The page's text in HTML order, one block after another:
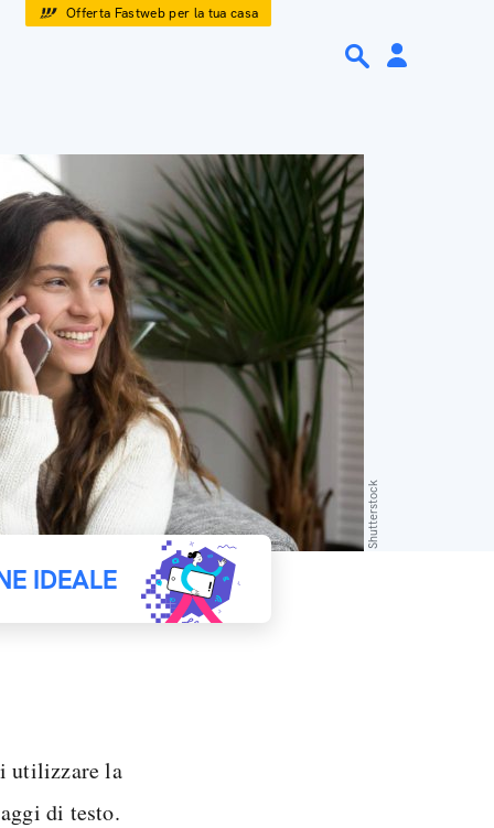
Offerta Fastweb per la tua casa
Shutterstock
IDEALE
utilizzare la
di testo.